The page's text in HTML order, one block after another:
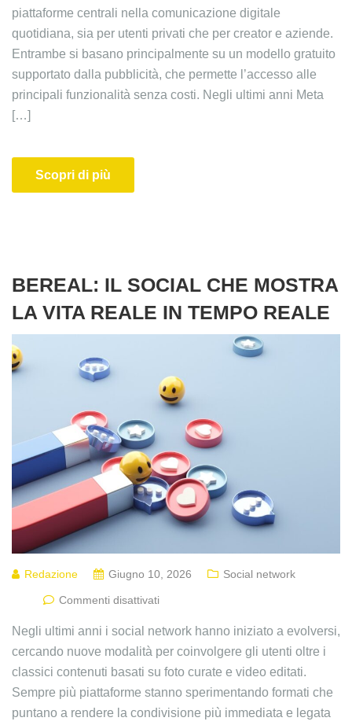
piattaforme centrali nella comunicazione digitale
quotidiana, sia per utenti privati che per creator e aziende.
Entrambe si basano principalmente su un modello gratuito
supportato dalla pubblicità, che permette l’accesso alle
principali funzionalità senza costi. Negli ultimi anni Meta
[…]
Scopri di più
BEREAL: IL SOCIAL CHE MOSTRA
LA VITA REALE IN TEMPO REALE
Redazione Giugno 10, 2026 Social network
Commenti disattivati
Negli ultimi anni i social network hanno iniziato a evolversi,
cercando nuove modalità per coinvolgere gli utenti oltre i
classici contenuti basati su foto curate e video editati.
Sempre più piattaforme stanno sperimentando formati che
puntano a rendere la condivisione più immediata e legata